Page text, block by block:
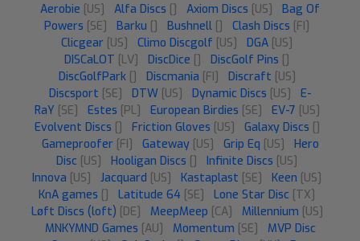
Aerobie [US] Alfa Discs [] Axiom Discs [US]
Bag Of
Powers [SE] Barku [] Bushnell [] Clash Discs [FI]
Clicgear [US] Climo Discgolf [US] DGA [US]
DISCaLOT [LV] DiscDice [] DiscGolf Pins []
DiscGolfPark [] Discmania [FI] Discraft [US]
Discsport [SE] DTW [US] Dynamic Discs [US]
E-
RaY [SE] Estes [PL] European Birdies [SE] EV-7 [US]
Evolvent Discs [] Friction Gloves [US] Galaxy Discs []
Gameproofer [FI] Gateway [US] Grip Eq [US]
Hero
Disc [US] Hooligan Discs [] Infinite Discs [US]
Innova [US] Jacquard [US] Kastaplast [SE] Keen [US]
KnA games [] Latitude 64 [SE] Lone Star Disc [TX]
Løft Discs (loft) [DE] MeepMeep [CA] Millennium [US]
MNKYMND Games [AU] Momentum [SE]
MVP Disc